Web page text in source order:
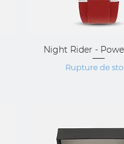
Aperçu
Night Rider -
Rupture de